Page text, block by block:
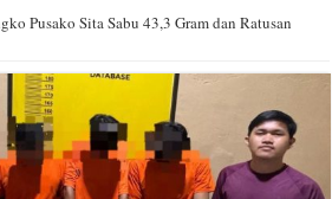
Pusako Sita Sabu 43,3 Gram dan Ratusan